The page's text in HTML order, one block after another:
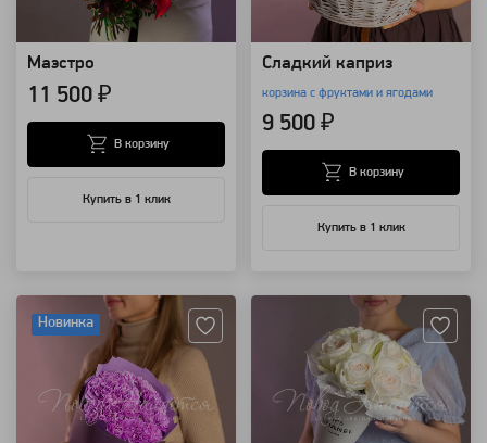
Маэстро
11 500 ₽
Купить в 1 клик
В корзину
Сладкий каприз
корзина с фруктами и ягодами
9 500 ₽
Купить в 1 клик
В корзину
Новинка